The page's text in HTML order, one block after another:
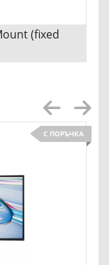
Сравни
(fixed
С ПОРЪЧКА